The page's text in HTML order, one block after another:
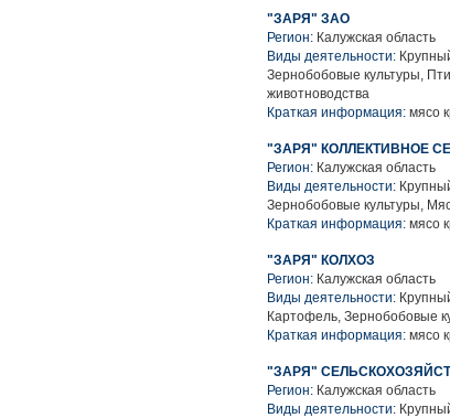
"ЗАРЯ" ЗАО
Регион: Калужская область
Виды деятельности:
Зернобобовые культуры,
животноводства
Краткая информация: мясо
"ЗАРЯ" КОЛЛЕКТИВНОЕ
Регион: Калужская область
Виды деятельности:
Зернобобовые культуры,
Краткая информация: мясо
"ЗАРЯ" КОЛХОЗ
Регион: Калужская область
Виды деятельности:
Картофель, Зернобобовые
Краткая информация: мясо
"ЗАРЯ"
Регион: Калужская область
Виды деятельности: